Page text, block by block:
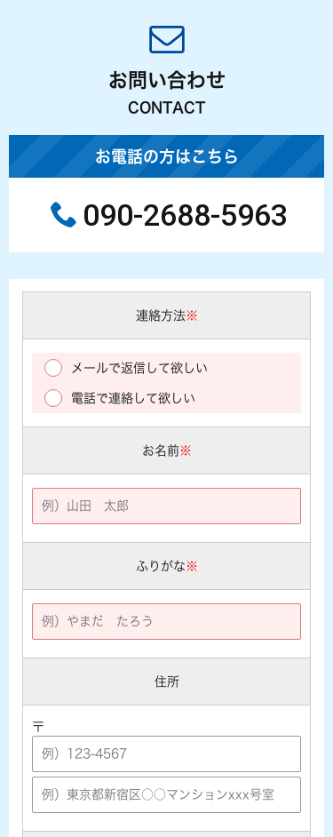
お問い合わせ
CONTACT
お電話の方はこちら
090-2688-5963
連絡方法※
メールで返信して欲しい
電話で連絡して欲しい
お名前※
ふりがな ※
住所
〒